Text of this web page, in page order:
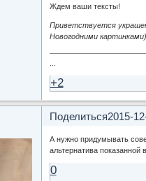
Ждем ваши тексты!
Приветствуется
Новогодними картинками)
+2
Поделиться2015-
А нужно придумывать
альтернатива показанной
0